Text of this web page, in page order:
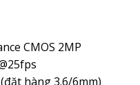
CMOS 2MP
hàng 3.6/6mm)